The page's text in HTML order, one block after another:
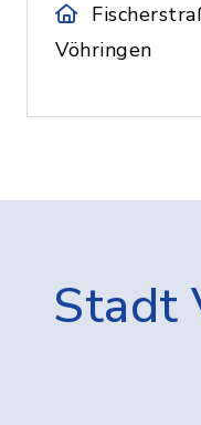
Vöhringen
Stadt